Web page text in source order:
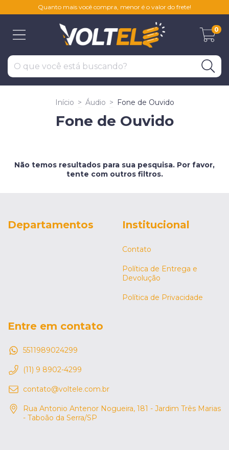
Quanto mais você compra, menor é o valor do frete!
0
Início > Áudio > Fone de Ouvido
Fone de Ouvido
Não temos resultados para sua pesquisa. Por favor,
tente com outros filtros.
Departamentos Institucional
Contato
Política de Entrega e
Devolução
Política de Privacidade
Entre em contato
5511989024299
(11) 9 8902-4299
contato@voltele.com.br
Rua Antonio Antenor Nogueira, 181 - Jardim Três Marias
- Taboão da Serra/SP